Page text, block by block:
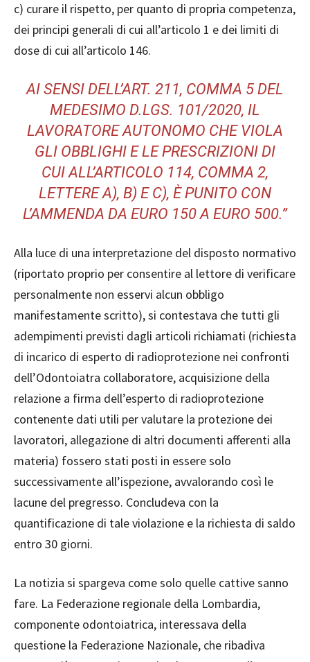
c) curare il rispetto, per quanto di propria competenza,
dei principi generali di cui all’articolo 1 e dei limiti di
dose di cui all’articolo 146.
AI SENSI DELL’ART. 211, COMMA 5 DEL
MEDESIMO D.LGS. 101/2020, IL
LAVORATORE AUTONOMO CHE VIOLA
GLI OBBLIGHI E LE PRESCRIZIONI DI
CUI ALL’ARTICOLO 114, COMMA 2,
LETTERE A), B) E C), È PUNITO CON
L’AMMENDA DA EURO 150 A EURO 500.”
Alla luce di una interpretazione del disposto normativo
(riportato proprio per consentire al lettore di verificare
personalmente non esservi alcun obbligo
manifestamente scritto), si contestava che tutti gli
adempimenti previsti dagli articoli richiamati (richiesta
di incarico di esperto di radioprotezione nei confronti
dell’Odontoiatra collaboratore, acquisizione della
relazione a firma dell’esperto di radioprotezione
contenente dati utili per valutare la protezione dei
lavoratori, allegazione di altri documenti afferenti alla
materia) fossero stati posti in essere solo
successivamente all’ispezione, avvalorando così le
lacune del pregresso. Concludeva con la
quantificazione di tale violazione e la richiesta di saldo
entro 30 giorni.
La notizia si spargeva come solo quelle cattive sanno
fare. La Federazione regionale della Lombardia,
componente odontoiatrica, interessava della
questione la Federazione Nazionale, che ribadiva